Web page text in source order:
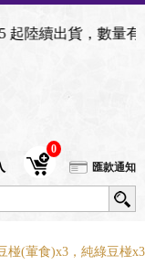
貨，數量有限，用
0
匯款通知
椪(葷食)x3，純綠豆椪x3